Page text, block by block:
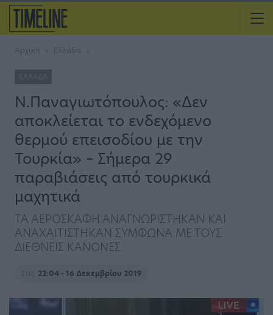
Αρχική Ελλάδα
ΕΛΛΆΔΑ
Ν.Παναγιωτόπουλος: «Δεν
αποκλείεται το ενδεχόμενο
θερμού επεισοδίου με την
Τουρκία» – Σήμερα 29
παραβιάσεις από τουρκικά
μαχητικά
ΤΑ ΑΕΡΟΣΚΑΦΗ ΑΝΑΓΝΩΡΙΣΤΗΚΑΝ ΚΑΙ
ΑΝΑΧΑΙΤΙΣΤΗΚΑΝ ΣΥΜΦΩΝΑ ΜΕ ΤΟΥΣ
ΔΙΕΘΝΕΙΣ ΚΑΝΟΝΕΣ
Στις 22:04 - 16 Δεκεμβρίου 2019